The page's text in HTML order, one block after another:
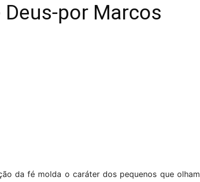
por Marcos
da fé molda o caráter dos pequenos que olham